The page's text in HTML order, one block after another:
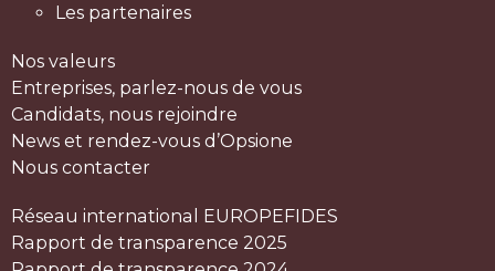
Les partenaires
Nos valeurs
Entreprises, parlez-nous de vous
Candidats, nous rejoindre
News et rendez-vous d’Opsione
Nous contacter
Réseau international EUROPEFIDES
Rapport de transparence 2025